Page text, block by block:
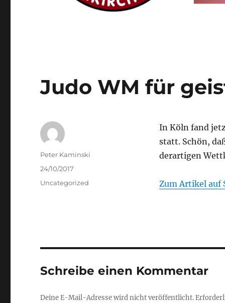
Judo WM für
In Köln fand
statt. Schön,
derartigen
Zum Artikel auf
Autor
Peter Kaminski
Veröffentlicht
24/10/2017
Kategorien
Uncategorized
Schreibe einen Kommentar
Deine E-Mail-Adresse wird nicht veröffentlicht.